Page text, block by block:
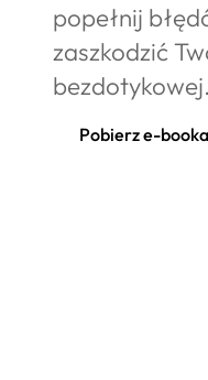
popełnij
zaszkodzić
bezdotykowej.
Pobierz e-booka